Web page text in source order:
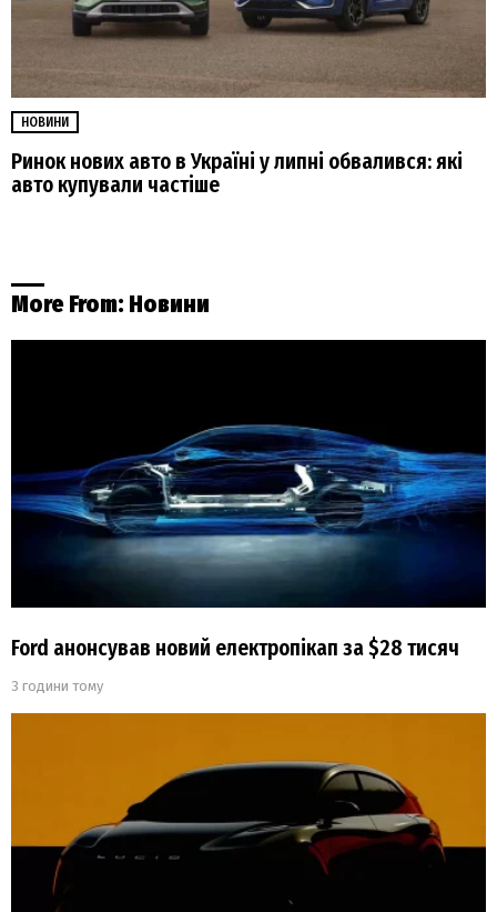
НОВИНИ
Ринок нових авто в Україні у липні обвалився: які
авто купували частіше
More From: Новини
Ford анонсував новий електропікап за $28 тисяч
3 години тому